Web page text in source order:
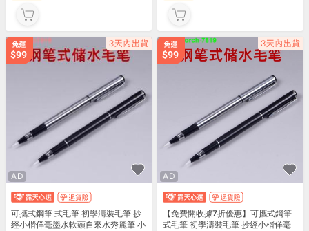
AD
可攜式鋼筆 式毛筆 初學濤裝毛筆 抄
經小楷佯毫墨水軟頭自來水秀麗筆 小
AD
【免費開收據7折優惠】可攜式鋼筆
式毛筆 初學濤裝毛筆 抄經小楷佯毫